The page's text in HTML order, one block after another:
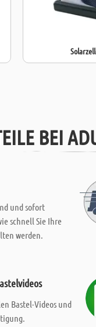
BEI
und sofort
schnell Sie Ihre
werden.
Bastel-Videos und